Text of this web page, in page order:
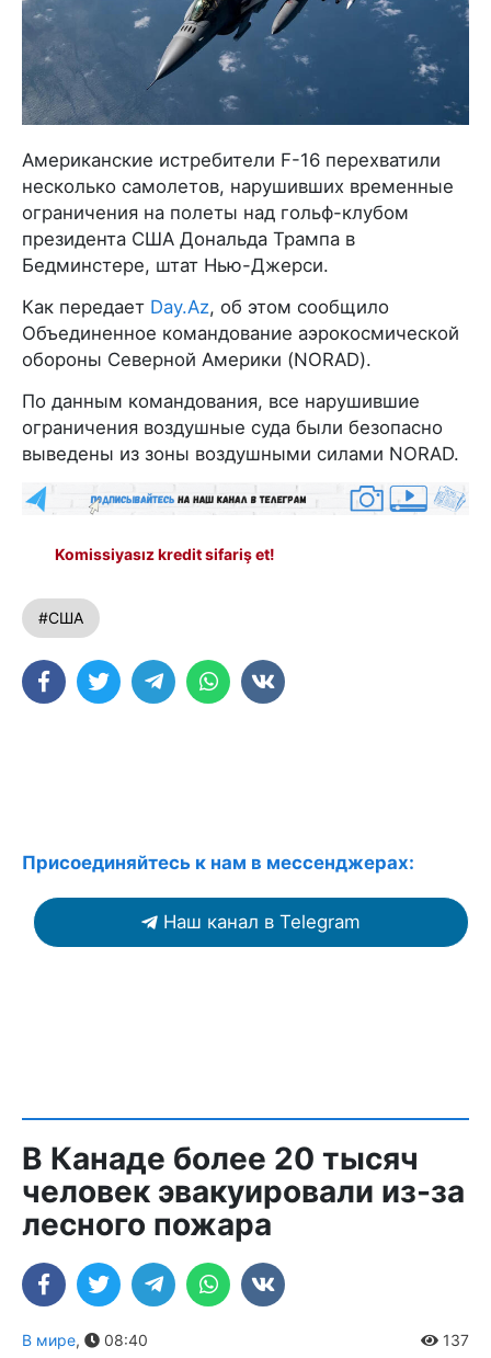
Американские истребители F-16 перехватили
несколько самолетов, нарушивших временные
ограничения на полеты над гольф-клубом
президента США Дональда Трампа в
Бедминстере, штат Нью-Джерси.
Как передает Day.Az, об этом сообщило
Объединенное командование аэрокосмической
обороны Северной Америки (NORAD).
По данным командования, все нарушившие
ограничения воздушные суда были безопасно
выведены из зоны воздушными силами NORAD.
Komissiyasız kredit sifariş et!
#США
Присоединяйтесь к нам в мессенджерах:
Наш канал в Telegram
В Канаде более 20 тысяч
человек эвакуировали из-за
лесного пожара
В мире, 08:40 137